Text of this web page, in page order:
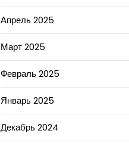
Апрель 2025
Март 2025
Февраль 2025
Январь 2025
Декабрь 2024